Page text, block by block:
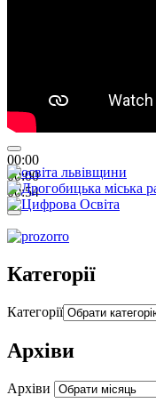
00:00
00:00
00:54
Категорії
Категорії
Архіви
Архіви